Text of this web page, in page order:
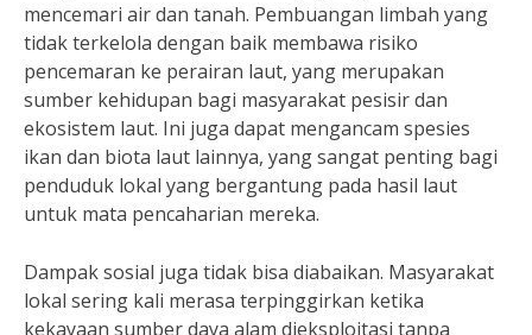
mencemari air dan tanah. Pembuangan limbah yang
tidak terkelola dengan baik membawa risiko
pencemaran ke perairan laut, yang merupakan
sumber kehidupan bagi masyarakat pesisir dan
ekosistem laut. Ini juga dapat mengancam spesies
ikan dan biota laut lainnya, yang sangat penting bagi
penduduk lokal yang bergantung pada hasil laut
untuk mata pencaharian mereka.
Dampak sosial juga tidak bisa diabaikan. Masyarakat
lokal sering kali merasa terpinggirkan ketika
kekayaan sumber daya alam dieksploitasi tanpa